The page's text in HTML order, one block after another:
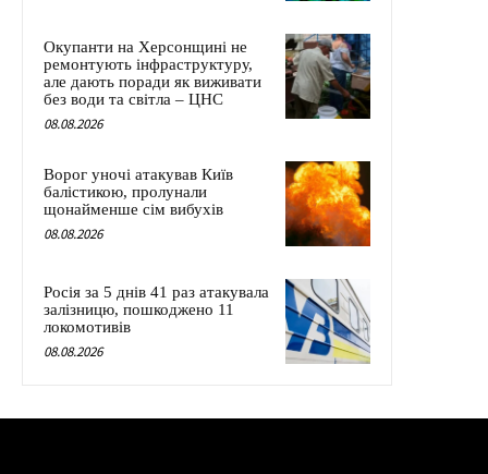
Окупанти на Херсонщині не
ремонтують інфраструктуру,
але дають поради як виживати
без води та світла – ЦНС
08.08.2026
Ворог уночі атакував Київ
балістикою, пролунали
щонайменше сім вибухів
08.08.2026
Росія за 5 днів 41 раз атакувала
залізницю, пошкоджено 11
локомотивів
08.08.2026